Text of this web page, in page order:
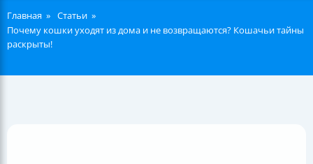
Главная
Статьи
Почему кошки уходят из дома и не возвращаются? Кошачьи тайны
раскрыты!